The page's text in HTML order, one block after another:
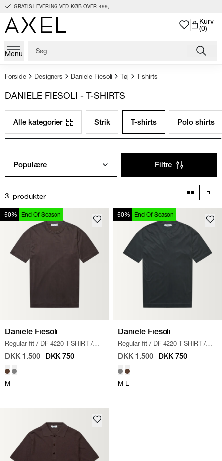
GRATIS LEVERING VED KØB OVER 499,-
Kurv
(0)
Menu
Forside Designers Daniele Fiesoli Tøj T-shirts
DANIELE FIESOLI - T-SHIRTS
Alle kategorier Strik T-shirts Polo shirts
Populære Filtre
3 produkter
-50% End Of Season
Daniele Fiesoli
Regular fit / DF 4220 T-SHIRT /
BRUN
DKK 1.500 DKK 750
M
-50% End Of Season
Daniele Fiesoli
Regular fit / DF 4220 T-SHIRT /
GRÅ
DKK 1.500 DKK 750
M L